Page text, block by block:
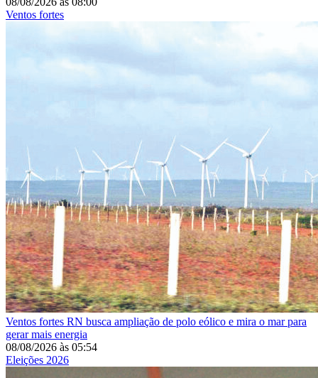
Ventos fortes
Ventos fortes RN busca ampliação de polo eólico e mira o mar para
gerar mais energia
08/08/2026 às 05:54
Eleições 2026